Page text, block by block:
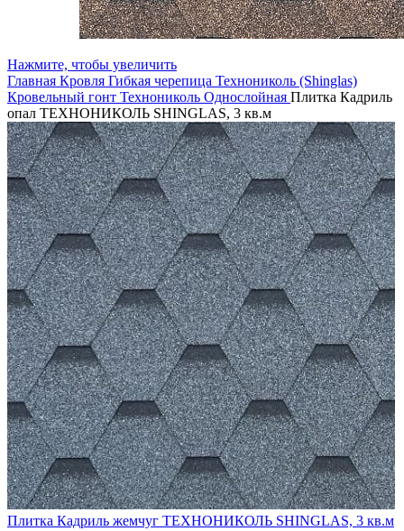
Нажмите, чтобы увеличить
Главная Кровля Гибкая черепица Технониколь (Shinglas)
Кровельный гонт Технониколь Однослойная Плитка Кадриль
опал ТЕХНОНИКОЛЬ SHINGLAS, 3 кв.м
Плитка Кадриль жемчуг ТЕХНОНИКОЛЬ SHINGLAS, 3 кв.м